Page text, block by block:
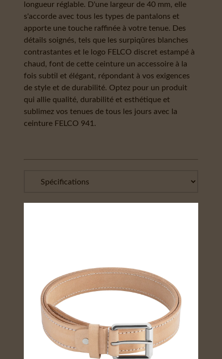
longueur réglable. D'une largeur de 40 mm, elle
s'accorde avec tous les types de pantalons et
apporte une touche raffinée à votre tenue. Des
détails soignés, tels que les surpiqûres blanches
contrastantes et le logo FELCO discret estampé à
chaud, font de cette ceinture un accessoire à la
fois subtil et élégant, répondant à vos exigences
de style et de durabilité. Optez pour un produit
qui allie qualité, durabilité et esthétique et
sublimez vos tenues de tous les jours avec la
ceinture FELCO 941.